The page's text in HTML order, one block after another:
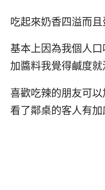
吃起來奶香四溢而
基本上因為我個人
加醬料我覺得鹹度就
喜歡吃辣的朋友可
看了鄰桌的客人有